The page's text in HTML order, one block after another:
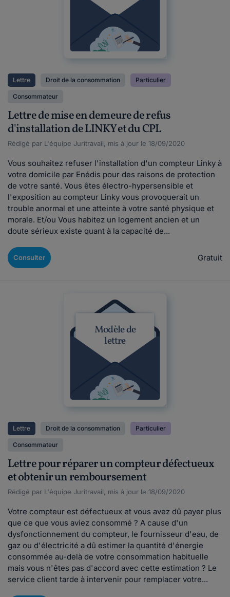
Lettre Droit de la consommation Particulier
Consommateur
Lettre de mise en demeure de refus
d'installation de LINKY et du CPL
Rédigé par L'équipe Juritravail, mis à jour le 18/09/2020
Vous souhaitez refuser l'installation d'un compteur Linky à
votre domicile par Enédis pour des raisons de protection
de votre santé. Vous êtes électro-hypersensible et
l'exposition au compteur Linky vous provoquerait un
trouble anormal et une atteinte à votre santé physique et
morale. Et/ou Vous habitez un logement ancien et un
doute sérieux existe quant à la capacité de...
Consulter Gratuit
Modèle de
lettre
Lettre Droit de la consommation Particulier
Consommateur
Lettre pour réparer un compteur défectueux
et obtenir un remboursement
Rédigé par L'équipe Juritravail, mis à jour le 18/09/2020
Votre compteur est défectueux et vous avez dû payer plus
que ce que vous aviez consommé ? A cause d'un
dysfonctionnement du compteur, le fournisseur d'eau, de
gaz ou d'électricité a dû estimer la quantité d'énergie
consommée au-delà de votre consommation habituelle
mais vous n'êtes pas d'accord avec cette estimation ? Le
service client tarde à intervenir pour remplacer votre...